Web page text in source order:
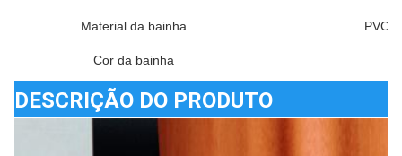
Material da bainha PVC,
Cor da bainha
DESCRIÇÃO DO PRODUTO